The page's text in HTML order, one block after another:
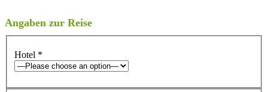
Angaben zur Reise
Hotel *